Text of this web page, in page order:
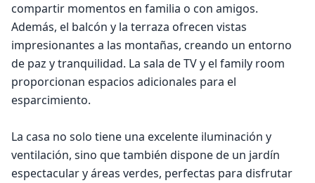
compartir momentos en familia o con amigos.
Además, el balcón y la terraza ofrecen vistas
impresionantes a las montañas, creando un entorno
de paz y tranquilidad. La sala de TV y el family room
proporcionan espacios adicionales para el
esparcimiento.
La casa no solo tiene una excelente iluminación y
ventilación, sino que también dispone de un jardín
espectacular y áreas verdes, perfectas para disfrutar